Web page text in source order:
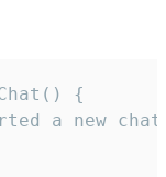
{
a new